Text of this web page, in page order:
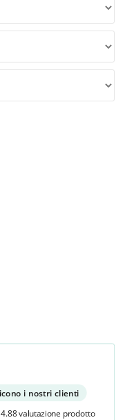
i nostri clienti
4.88 valutazione prodotto